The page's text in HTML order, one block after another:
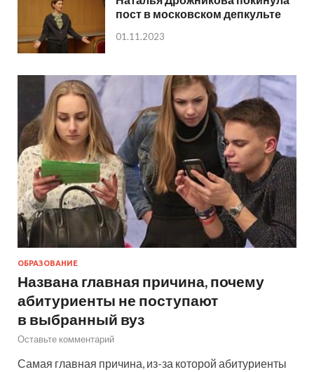
пост в московском депкульте
01.11.2023
ОБРАЗОВАНИЕ
Названа главная причина, почему
абитуриенты не поступают
в выбранный вуз
Оставьте комментарий
Самая главная причина, из-за которой абитуриенты